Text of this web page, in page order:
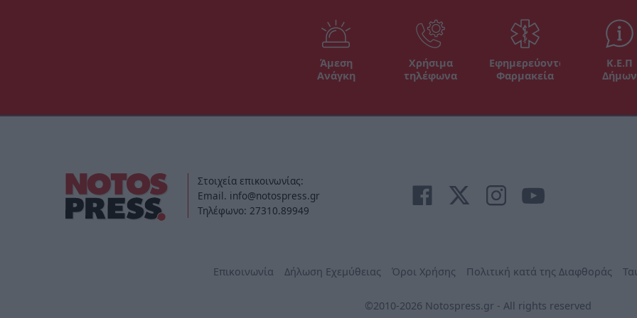
Άμεση
Ανάγκη
Χρήσιμα
τηλέφωνα
Εφημερεύοντα
Φαρμακεία
Κ.Ε.Π
Δήμων
Στοιχεία επικοινωνίας:
Email. info@notospress.gr
Τηλέφωνο: 27310.89949
Επικοινωνία Δήλωση Εχεμύθειας Όροι Χρήσης Πολιτική κατά της Διαφθοράς
©2010-2026 Notospress.gr - All rights reserved